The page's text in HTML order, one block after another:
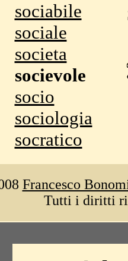
sociabile
sociale
societa
socievole
socio
sociologia
socratico
Francesco
Tutti i diritti